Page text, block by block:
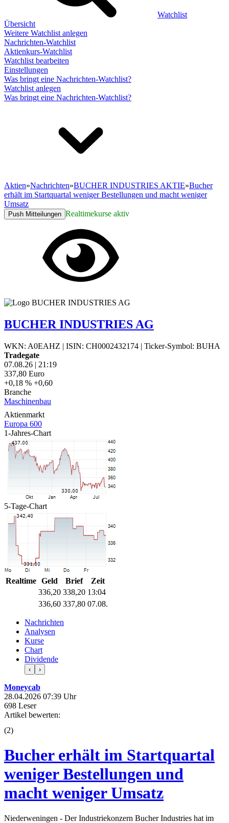
Watchlist
Übersicht
Weitere Watchlist anlegen
Nachrichten-Watchlist
Aktienkurs-Watchlist
Watchlist bearbeiten
Einstellungen
Was bringt eine Nachrichten-Watchlist?
Watchlist anlegen
Was bringt eine Nachrichten-Watchlist?
Aktien»Nachrichten»BUCHER INDUSTRIES AKTIE»Bucher
erhält im Startquartal weniger Bestellungen und macht weniger
Umsatz
Push Mitteilungen Realtimekurse aktiv
BUCHER INDUSTRIES AG
WKN: A0EAHZ | ISIN: CH0002432174 | Ticker-Symbol: BUHA
Tradegate
07.08.26 | 21:19
337,80 Euro
+0,18 % +0,60
Branche
Maschinenbau
Aktienmarkt
Europa 600
1-Jahres-Chart
5-Tage-Chart
Realtime Geld Brief
Zeit
336,20 338,20 13:04
336,60 337,80 07.08.
Nachrichten
Analysen
Kurse
Chart
Dividende
‹ ›
Moneycab
28.04.2026 07:39 Uhr
698 Leser
Artikel bewerten:
(2)
Bucher erhält im Startquartal
weniger Bestellungen und
macht weniger Umsatz
Niederweningen - Der Industriekonzern Bucher Industries hat im